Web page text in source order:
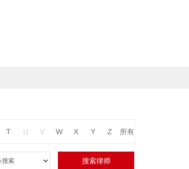
T U V W X Y Z 所有